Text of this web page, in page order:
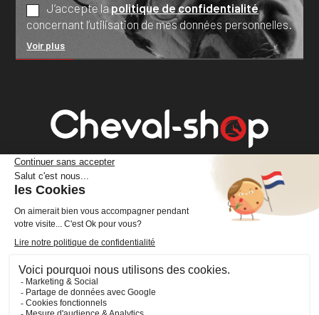
J’accepte lapolitique de confidentialité
concernant l’utilisation de mes données personnelles.
Voir plus
44800 Saint-Herblain
boutique@cheval-shop.com